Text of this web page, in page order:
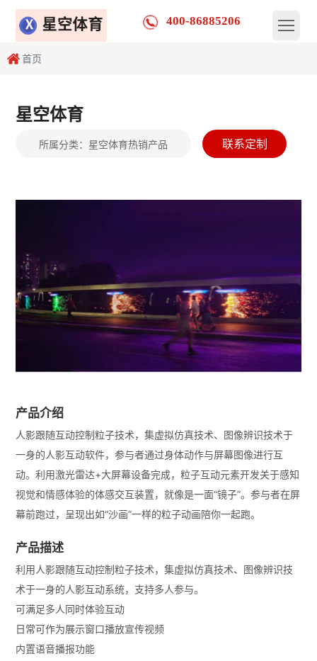
400-86885206
首页
星空体育
所属分类： 星空体育热销产品 联系定制
产品介绍
人影跟随互动控制粒子技术，集虚拟仿真技术、图像辨识技术于
一身的人影互动软件，参与者通过身体动作与屏幕图像进行互
动。利用激光雷达+大屏幕设备完成，粒子互动元素开发关于感知
视觉和情感体验的体感交互装置，就像是一面“镜子”。参与者在屏
幕前跑过，呈现出如“沙画”一样的粒子动画陪你一起跑。
产品描述
利用人影跟随互动控制粒子技术，集虚拟仿真技术、图像辨识技
术于一身的人影互动系统，支持多人参与。
可满足多人同时体验互动
日常可作为展示窗口播放宣传视频
内置语音播报功能